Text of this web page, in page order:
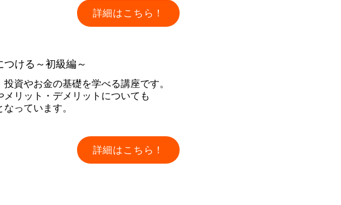
詳細はこちら！
ける～初級編～
資やお金の基礎を学べる講座です。
リット・デメリットについても
っています。
詳細はこちら！